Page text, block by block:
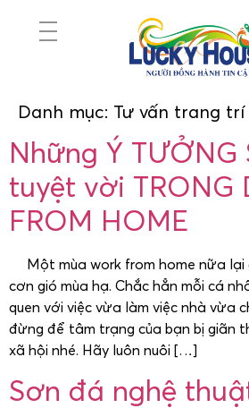
Danh mục: Tư vấn trang trí
Những Ý TƯỞNG
tuyệt vời TRONG
FROM HOME
Một mùa work from home nữa lại
cơn gió mùa hạ. Chắc hẳn mỗi cá
quen với việc vừa làm việc nhà vừa
đừng để tâm trạng của bạn bị giãn
xã hội nhé. Hãy luôn nuôi […]
Sơn đá nghệ